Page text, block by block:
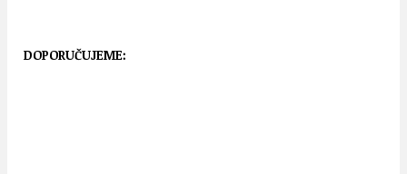
DOPORUČUJEME: